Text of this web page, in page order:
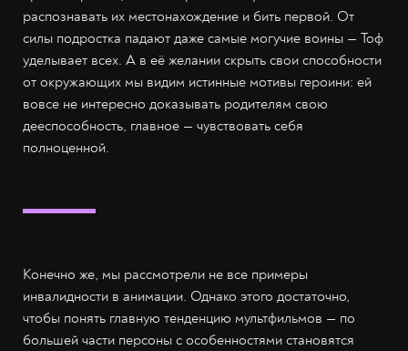
распознавать их местонахождение и бить первой. От
силы подростка падают даже самые могучие воины — Тоф
уделывает всех. А в её желании скрыть свои способности
от окружающих мы видим истинные мотивы героини: ей
вовсе не интересно доказывать родителям свою
дееспособность, главное — чувствовать себя
полноценной.
Конечно же, мы рассмотрели не все примеры
инвалидности в анимации. Однако этого достаточно,
чтобы понять главную тенденцию мультфильмов — по
большей части персоны с особенностями становятся